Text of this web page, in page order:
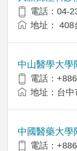
電話：04-
地址： 408
中山醫學大學
電話：
地址：台中
中國醫藥大學
電話：